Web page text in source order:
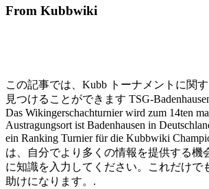
From Kubbwiki
この記事では、Kubb トーナメントに関
見つけることができます TSG-
Das Wikingerschachturnier wird zum 14ten
Austragungsort ist Badenhausen in
ein Ranking Turnier für die Kubbwiki
は、自分でより多くの情報を提供する機
に知識を入力してください。これだけで
助けになります。.